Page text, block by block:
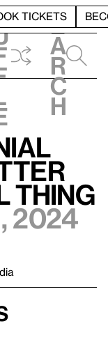
TICKETS
e
a
r
c
h
Thing
2024